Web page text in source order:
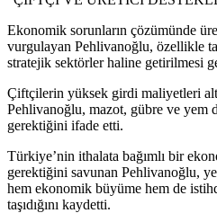
Ekonomik sorunların çözümünde
vurgulayan Pehlivanoğlu, özellikle
stratejik sektörler haline getirilmesi
Çiftçilerin yüksek girdi maliyetleri
Pehlivanoğlu, mazot, gübre ve yem
gerektiğini ifade etti.
Türkiye’nin ithalata bağımlı bir
gerektiğini savunan Pehlivanoğlu,
hem ekonomik büyüme hem de
taşıdığını kaydetti.